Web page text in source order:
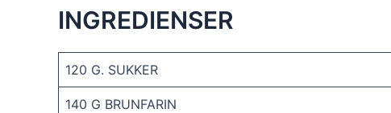
INGREDIENSER
120 G. SUKKER
140 G BRUNFARIN